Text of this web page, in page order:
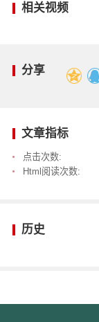
相关视频
分享
文章指标
点击次数:
Html阅读次数:
历史